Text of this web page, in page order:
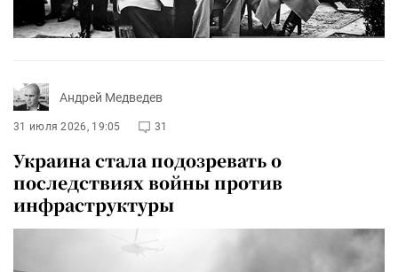
Андрей Медведев
31 июля 2026, 19:05 31
Украина стала подозревать о
последствиях войны против
инфраструктуры